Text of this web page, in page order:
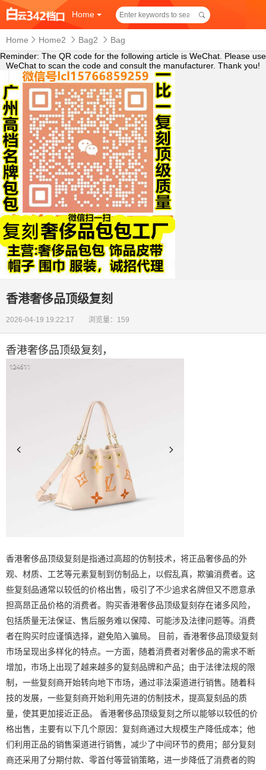
Home
Home Home2 Bag2
Bag
Reminder: The QR code for the following article is WeChat. Please use
WeChat to scan the code and consult the manufacturer. Thank you!
香港奢侈品顶级复刻
2026-04-19 19:22:17 浏览量：159
香港奢侈品顶级复刻 ，
香港奢侈品顶级复刻是指通过高超的仿制技术，将正品奢侈品的外
观、材质、工艺等元素复制到仿制品上，以假乱真，欺骗消费者。这
些复刻品通常以较低的价格出售，吸引了不少追求名牌但又不愿意承
担高昂正品价格的消费者。购买香港奢侈品顶级复刻存在诸多风险，
包括质量无法保证、售后服务难以保障、可能涉及法律问题等。消费
者在购买时应谨慎选择，避免陷入骗局。 目前，香港奢侈品顶级复刻
市场呈现出多样化的特点。一方面，随着消费者对奢侈品的需求不断
增加，市场上出现了越来越多的复刻品牌和产品；由于法律法规的限
制，一些复刻商开始转向地下市场，通过非法渠道进行销售。随着科
技的发展，一些复刻商开始利用先进的仿制技术，提高复刻品的质
量，使其更加接近正品。 香港奢侈品顶级复刻之所以能够以较低的价
格出售，主要有以下几个原因：复刻商通过大规模生产降低成本；他
们利用正品的销售渠道进行销售，减少了中间环节的费用；部分复刻
商还采用了分期付款、零首付等营销策略，进一步降低了消费者的购